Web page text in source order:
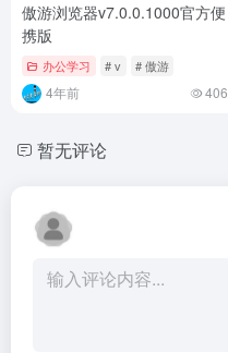
傲游浏览器v7.0.0.1000官方便
携版
办公学习 # v # 傲游
4年前 406
暂无评论